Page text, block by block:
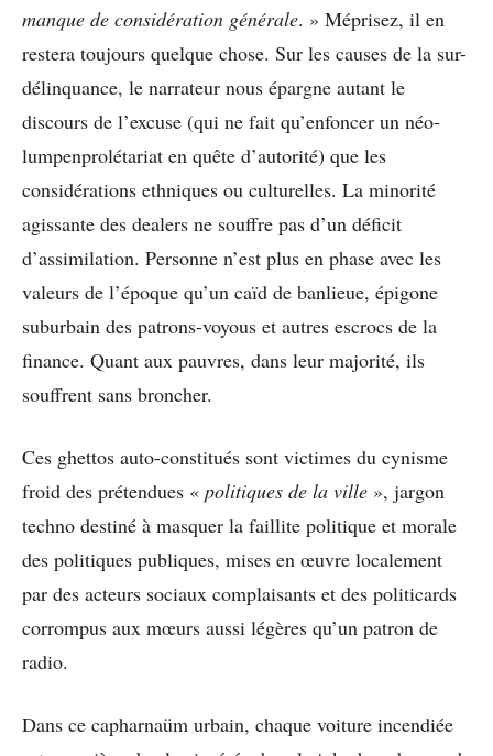
manque de considération générale. » Méprisez, il en
restera toujours quelque chose. Sur les causes de la sur-
délinquance, le narrateur nous épargne autant le
discours de l’excuse (qui ne fait qu’enfoncer un néo-
lumpenprolétariat en quête d’autorité) que les
considérations ethniques ou culturelles. La minorité
agissante des dealers ne souffre pas d’un déficit
d’assimilation. Personne n’est plus en phase avec les
valeurs de l’époque qu’un caïd de banlieue, épigone
suburbain des patrons-voyous et autres escrocs de la
finance. Quant aux pauvres, dans leur majorité, ils
souffrent sans broncher.
Ces ghettos auto-constitués sont victimes du cynisme
froid des prétendues « politiques de la ville », jargon
techno destiné à masquer la faillite politique et morale
des politiques publiques, mises en œuvre localement
par des acteurs sociaux complaisants et des politicards
corrompus aux mœurs aussi légères qu’un patron de
radio.
Dans ce capharnaüm urbain, chaque voiture incendiée